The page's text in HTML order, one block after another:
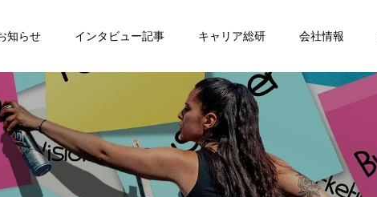
知らせ インタビュー記事 キャリア総研 会社情報